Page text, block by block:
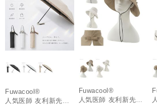
Fuwacool®
人気医師 友利新先生がほんきで作った”絶対に忘れない誰でも日傘” 55【晴雨兼用折りたたみ日傘】フワクール® (Fuwacool®) 雨の日OK 軽量 遮光100% UV100%
Fuwacool®